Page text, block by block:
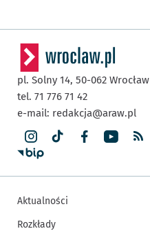
pl. Solny 14, 50-062 Wrocław
tel. 71 776 71 42
e-mail: redakcja@araw.pl
Aktualności
Rozkłady